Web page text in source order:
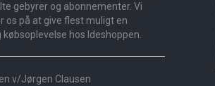
gebyrer og abonnementer. Vi
os på at give flest muligt en
købsoplevelse hos Ideshoppen.
v/Jørgen Clausen